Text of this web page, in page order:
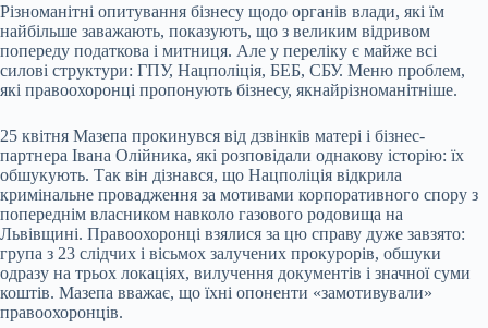
Різноманітні опитування бізнесу щодо органів влади, які їм
найбільше заважають, показують, що з великим відривом
попереду податкова і митниця. Але у переліку є майже всі
силові структури: ГПУ, Нацполіція, БЕБ, СБУ. Меню проблем,
які правоохоронці пропонують бізнесу, якнайрізноманітніше.
25 квітня Мазепа прокинувся від дзвінків матері і бізнес-
партнера Івана Олійника, які розповідали однакову історію: їх
обшукують. Так він дізнався, що Нацполіція відкрила
кримінальне провадження за мотивами корпоративного спору з
попереднім власником навколо газового родовища на
Львівщині. Правоохоронці взялися за цю справу дуже завзято:
група з 23 слідчих і вісьмох залучених прокурорів, обшуки
одразу на трьох локаціях, вилучення документів і значної суми
коштів. Мазепа вважає, що їхні опоненти «замотивували»
правоохоронців.